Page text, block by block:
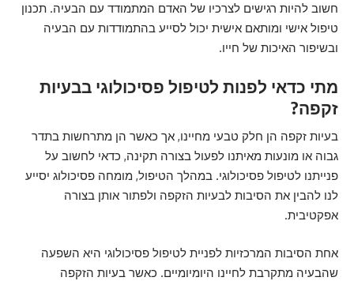
חשוב להיות רגישים לצרכיו של האדם המתמודד עם הבעיה. תכנון
טיפול אישי ומותאם אישית יכול לסייע בהתמודדות עם הבעיה
ובשיפור האיכות של חייו.
מתי כדאי לפנות לטיפול פסיכולוגי בבעיות
זקפה?
בעיות זקפה הן חלק טבעי מחיינו, אך כאשר הן מתרחשות בתדר
גבוה או מונעות מאיתנו לפעול בצורה תקינה, כדאי לחשוב על
פנייתנו לטיפול פסיכולוגי. במהלך הטיפול, מומחה פסיכולוג יסייע
לנו להבין את הסיבות לבעיות הזקפה ולפתור אותן בצורה
אפקטיבית.
אחת הסיבות המרכזיות לפניית לטיפול פסיכולוגי היא השפעה
שהבעיה מתקרבת לחיינו היומיומיים. כאשר בעיות הזקפה